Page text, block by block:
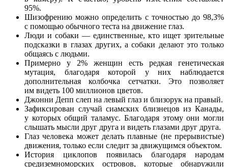
95%.
Шизофрению можно определить с точностью до 98,3%
с помощью обычного теста на движение глаз.
Люди и собаки — единственные, кто ищет зрительные
подсказки в глазах других, а собаки делают это только
общаясь с людьми.
Примерно у 2% женщин есть редкая генетическая
мутация, благодаря которой у них наблюдается
дополнительная колбочка сетчатки. Это позволяет
им видеть 100 миллионов цветов.
Джонни Депп слеп на левый глаз и близорук на правый.
Зафиксирован случай сиамских близнецов из Канады,
у которых общий таламус. Благодаря этому они могли
слышать мысли друг друга и видеть глазами друг друга.
Глаз человека может делать плавные (не прерывистые)
движения, только если следит за движущимся объектом.
История циклопов появилась благодаря народам
средиземноморских островов, которые обнаружили